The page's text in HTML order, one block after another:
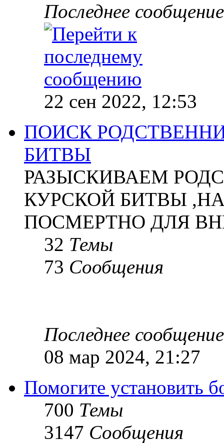
Последнее сообщение
22 сен 2022, 12:53
ПОИСК
БИТВЫ
РАЗЫСКИВАЕМ
КУРСКОЙ БИТВЫ
ПОСМЕРТНО ДЛЯ
32 Темы
73 Сообщения
Последнее сообщение
08 мар 2024, 21:27
Помогите установить
700 Темы
3147 Сообщения